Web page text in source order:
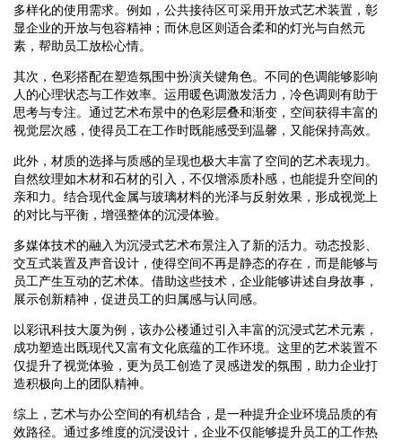
多样化的使用需求。例如，公共接待区可采用开放式艺术装置，彰
显企业的开放与包容精神；而休息区则适合柔和的灯光与自然元
素，帮助员工放松心情。
其次，色彩搭配在塑造氛围中扮演关键角色。不同的色调能够影响
人的心理状态与工作效率。运用暖色调激发活力，冷色调则有助于
思考与专注。通过艺术布景中的色彩层叠和渐变，空间获得丰富的
视觉层次感，使得员工在工作时既能感受到温馨，又能保持高效。
此外，材质的选择与质感的呈现也极大丰富了空间的艺术表现力。
自然纹理如木材和石材的引入，不仅增添质朴感，也能提升空间的
亲和力。结合现代金属与玻璃材料的光泽与反射效果，形成视觉上
的对比与平衡，增强整体的沉浸体验。
多媒体技术的融入为沉浸式艺术布景注入了新的活力。动态投影、
交互式装置及声音设计，使得空间不再是静态的存在，而是能够与
员工产生互动的艺术体。借助这些技术，企业能够讲述自身故事，
展示创新精神，促进员工的归属感与认同感。
以彩讯科技大厦为例，该办公楼通过引入丰富的沉浸式艺术元素，
成功塑造出既现代又富有文化底蕴的工作环境。这里的艺术装置不
仅提升了视觉体验，更为员工创造了灵感迸发的氛围，助力企业打
造积极向上的团队精神。
综上，艺术与办公空间的有机结合，是一种提升企业环境品质的有
效路径。通过多维度的沉浸设计，企业不仅能够提升员工的工作热